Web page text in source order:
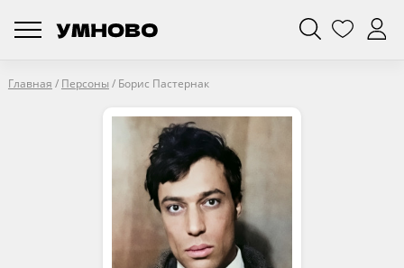
Главная / Персоны / Борис Пастернак